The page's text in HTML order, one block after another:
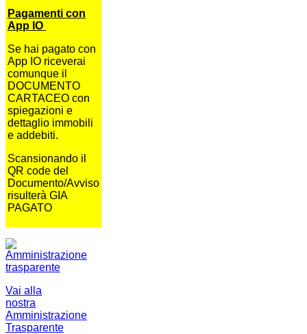
Pagamenti con
App IO
Se hai pagato con
App IO riceverai
comunque il
DOCUMENTO
CARTACEO con
spiegazioni e
dettaglio immobili
e addebiti.
Scansionando il
QR code del
Documento/Avviso
risulterà GIA
PAGATO
Vai alla
nostra
Amministrazione
Trasparente